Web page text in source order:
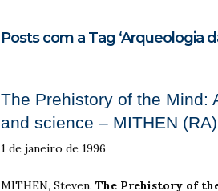
Posts com a Tag ‘Arqueologia
The Prehistory of the Mind:
and science – MITHEN (RA)
1 de janeiro de 1996
MITHEN, Steven. The Prehistory of